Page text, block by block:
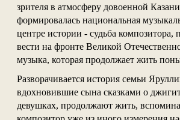
зрителя в атмосферу довоенной
формировалась национальная
центре истории - судьба композитора,
вести на фронте Великой
музыка, которая продолжает жить
Разворачивается история семьи
вдохновившие сына сказками о
девушках, продолжают жить,